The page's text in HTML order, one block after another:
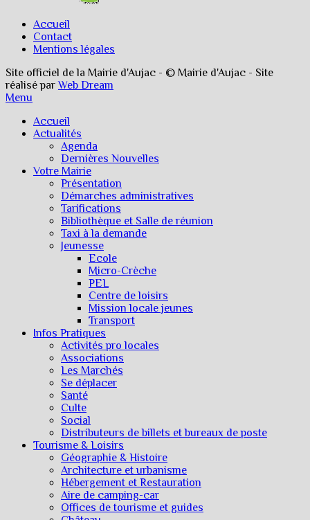
Accueil
Contact
Mentions légales
Site officiel de la Mairie d'Aujac - © Mairie d'Aujac - Site
réalisé parWeb Dream
Menu
Accueil
Actualités
Agenda
Dernières Nouvelles
Votre Mairie
Présentation
Démarches administratives
Tarifications
Bibliothèque et Salle de réunion
Taxi à la demande
Jeunesse
Ecole
Micro-Crèche
PEL
Centre de loisirs
Mission locale jeunes
Transport
Infos Pratiques
Activités pro locales
Associations
Les Marchés
Se déplacer
Santé
Culte
Social
Distributeurs de billets et bureaux de poste
Tourisme & Loisirs
Géographie & Histoire
Architecture et urbanisme
Hébergement et Restauration
Aire de camping-car
Offices de tourisme et guides